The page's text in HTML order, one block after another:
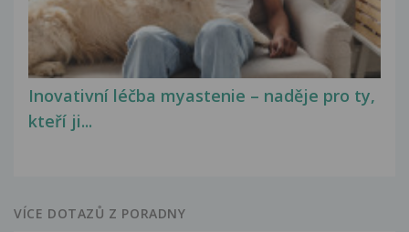
Inovativní léčba myastenie – naděje pro ty,
kteří ji...
VÍCE DOTAZŮ Z PORADNY